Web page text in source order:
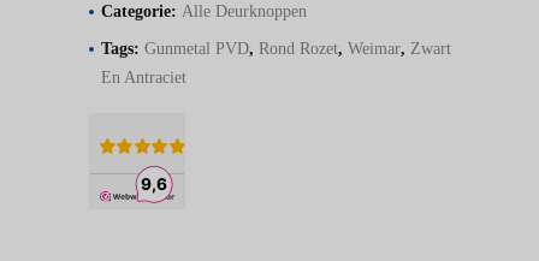
Categorie: Alle Deurknoppen
Tags: Gunmetal PVD, Rond Rozet, Weimar, Zwart
En Antraciet